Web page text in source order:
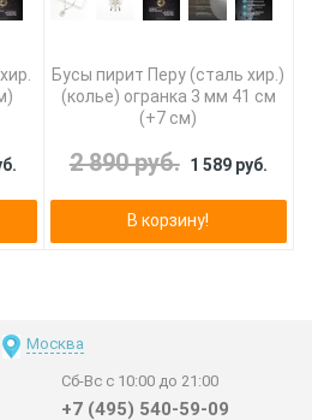
Бусы пирит Перу (сталь хир.)
(колье) огранка 3 мм 41 см
(+7 см)
2 890 руб. 1 589 руб.
В корзину!
Москва
Сб-Вс с 10:00 до 21:00
+7 (495) 540-59-09